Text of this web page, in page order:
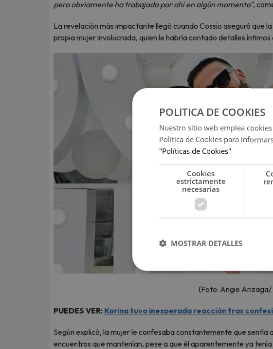
pero obviamente ha trabajado por ahí en algún momento",
La revelación más impactante llegó cuando Cossio aseguró que
propia mujer involucrada, quien le habría contado detalles íntimos
(Foto: Angie Arizaga/
PUEDES VER: Korina tuvo inesperada reacción tras
Según explicó, la mujer le confesaba constantemente que sentía
encuentros que mantenían, pese a que él aparentemente ya tenía
POLITICA DE COOKIES
Nuestro sitio web emplea
Política de Cookies para
"Políticas de Cookies"
Cookies
estrictamente
necesarias
MOSTRAR DETALLES